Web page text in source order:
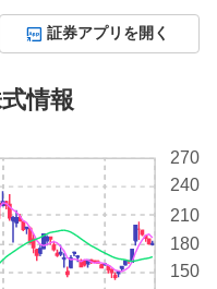
証券アプリを開く
情報
150
180
210
240
270